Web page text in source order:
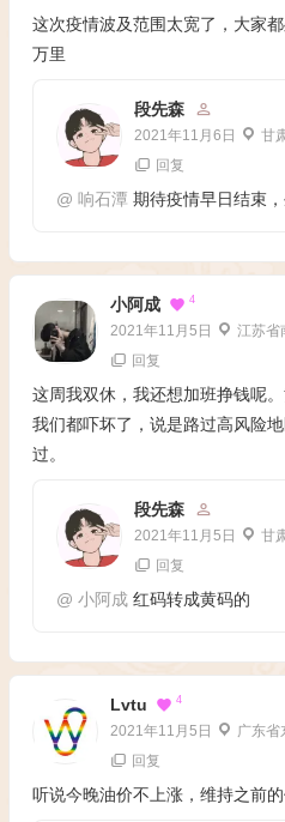
这次疫情波及范围太宽了，大家
万里
段先森
2021年11月6日 甘
回复
@ 响石潭 期待疫情早日结束
小阿成 4
2021年11月5日 江苏省
回复
这周我双休，我还想加班挣钱呢
我们都吓坏了，说是路过高风险
过。
段先森
2021年11月5日 甘
回复
@ 小阿成红码转成黄码的
Lvtu 4
2021年11月5日 广东省
回复
听说今晚油价不上涨，维持之前的